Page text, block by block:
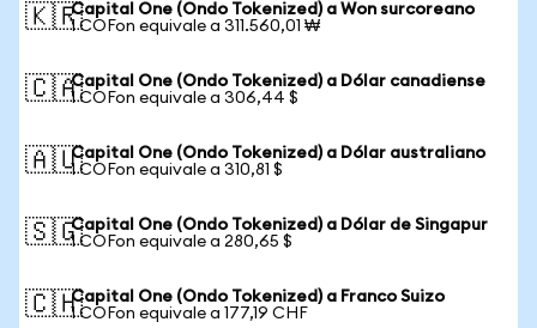
🇰🇷Capital One (Ondo Tokenized) a Won surcoreano
1 COFon equivale a 311.560,01 ₩
🇨🇦Capital One (Ondo Tokenized) a Dólar canadiense
1 COFon equivale a 306,44 $
🇦🇺Capital One (Ondo Tokenized) a Dólar australiano
1 COFon equivale a 310,81 $
🇸🇬Capital One (Ondo Tokenized) a Dólar de Singapur
1 COFon equivale a 280,65 $
🇨🇭Capital One (Ondo Tokenized) a Franco Suizo
1 COFon equivale a 177,19 CHF